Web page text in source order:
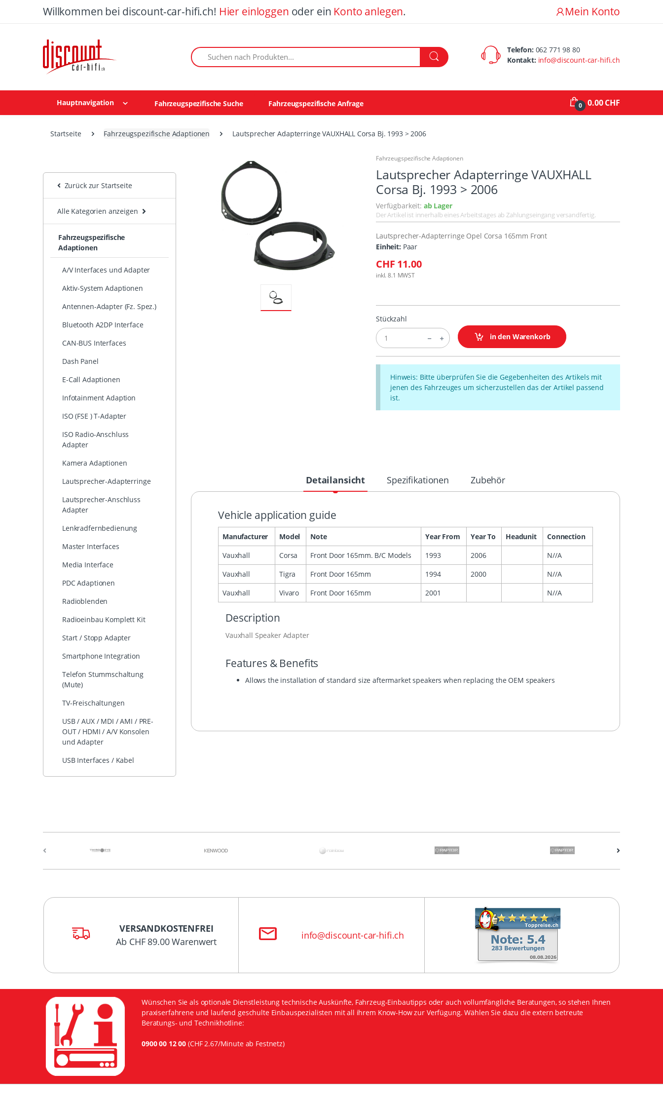
Willkommen bei discount-car-hifi.ch! Hier einloggen oder ein Konto anlegen. Mein Konto
Suchen nach Produkten: Telefon: 062 771 98 80
Kontakt: info@discount-car-hifi.ch
Hauptnavigation Fahrzeugspezifische Suche Fahrzeugspezifische Anfrage 0 0.00 CHF
Startseite Fahrzeugspezifische Adaptionen Lautsprecher Adapterringe VAUXHALL Corsa Bj. 1993 > 2006
Zurück zur Startseite
Alle Kategorien anzeigen
Fahrzeugspezifische
Adaptionen
A/V Interfaces und Adapter
Aktiv-System Adaptionen
Antennen-Adapter (Fz. Spez.)
Bluetooth A2DP Interface
CAN-BUS Interfaces
Dash Panel
E-Call Adaptionen
Infotainment Adaption
ISO (FSE ) T-Adapter
ISO Radio-Anschluss
Adapter
Kamera Adaptionen
Lautsprecher-Adapterringe
Lautsprecher-Anschluss
Adapter
Lenkradfernbedienung
Master Interfaces
Media Interface
PDC Adaptionen
Radioblenden
Radioeinbau Komplett Kit
Start / Stopp Adapter
Smartphone Integration
Telefon Stummschaltung
(Mute)
TV-Freischaltungen
USB / AUX / MDI / AMI / PRE-
OUT / HDMI / A/V Konsolen
und Adapter
USB Interfaces / Kabel
Fahrzeugspezifische Adaptionen
Lautsprecher Adapterringe VAUXHALL
Corsa Bj. 1993 > 2006
Verfügbarkeit: ab Lager
Der Artikel ist innerhalb eines Arbeitstages ab Zahlungseingang versandfertig.
Lautsprecher-Adapterringe Opel Corsa 165mm Front
Einheit: Paar
CHF 11.00
inkl. 8.1 MWST
Stückzahl
in den Warenkorb
Hinweis: Bitte überprüfen Sie die Gegebenheiten des Artikels mit
jenen des Fahrzeuges um sicherzustellen das der Artikel passend
ist.
Detailansicht Spezifikationen Zubehör
Vehicle application guide
Manufacturer Model Note Year From Year To Headunit
Connection
Vauxhall
Corsa Front Door 165mm. B/C Models 1993 2006
N//A
Vauxhall
Tigra Front Door 165mm 1994 2000
N//A
Vauxhall
Vivaro Front Door 165mm 2001 N//A
Description
Vauxhall Speaker Adapter
Features & Benefits
Allows the installation of standard size aftermarket speakers when replacing the OEM speakers
VERSANDKOSTENFREI
Ab CHF 89.00 Warenwert
info@discount-car-hifi.ch
Wünschen Sie als optionale Dienstleistung technische Auskünfte, Fahrzeug-Einbautipps oder auch vollumfängliche Beratungen, so stehen Ihnen
praxiserfahrene und laufend geschulte Einbauspezialisten mit all ihrem Know-How zur Verfügung. Wählen Sie dazu die extern betreute
Beratungs- und Technikhotline:
0900 00 12 00 (CHF 2.67/Minute ab Festnetz)